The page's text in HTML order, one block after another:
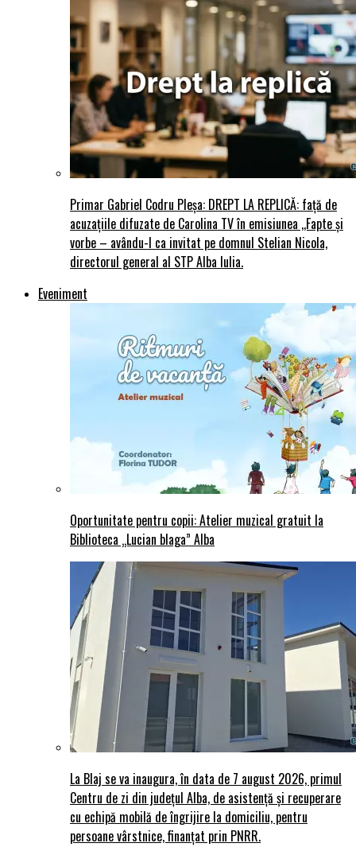
Primar Gabriel Codru Pleșa: DREPT LA REPLICĂ: față de
acuzațiile difuzate de Carolina TV în emisiunea ,,Fapte și
vorbe – avându-l ca invitat pe domnul Stelian Nicola,
directorul general al STP Alba Iulia.
Eveniment
Oportunitate pentru copii: Atelier muzical gratuit la
Biblioteca „Lucian blaga” Alba
La Blaj se va inaugura, în data de 7 august 2026, primul
Centru de zi din județul Alba, de asistență și recuperare
cu echipă mobilă de îngrijire la domiciliu, pentru
persoane vârstnice, finanțat prin PNRR.